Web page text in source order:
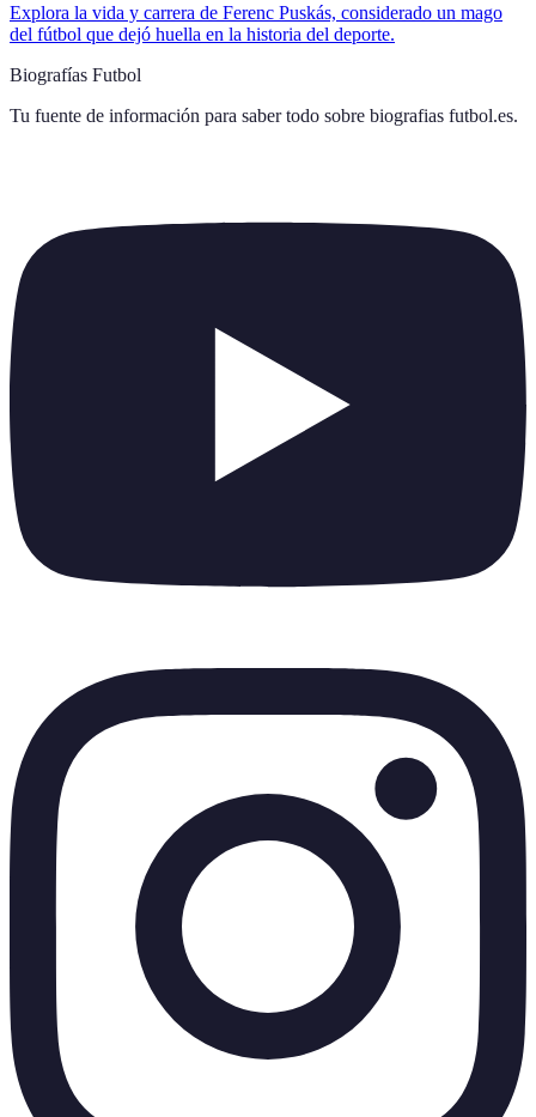
Explora la vida y carrera de Ferenc Puskás, considerado un mago
del fútbol que dejó huella en la historia del deporte.
Biografías Futbol
Tu fuente de información para saber todo sobre biografias futbol.es.